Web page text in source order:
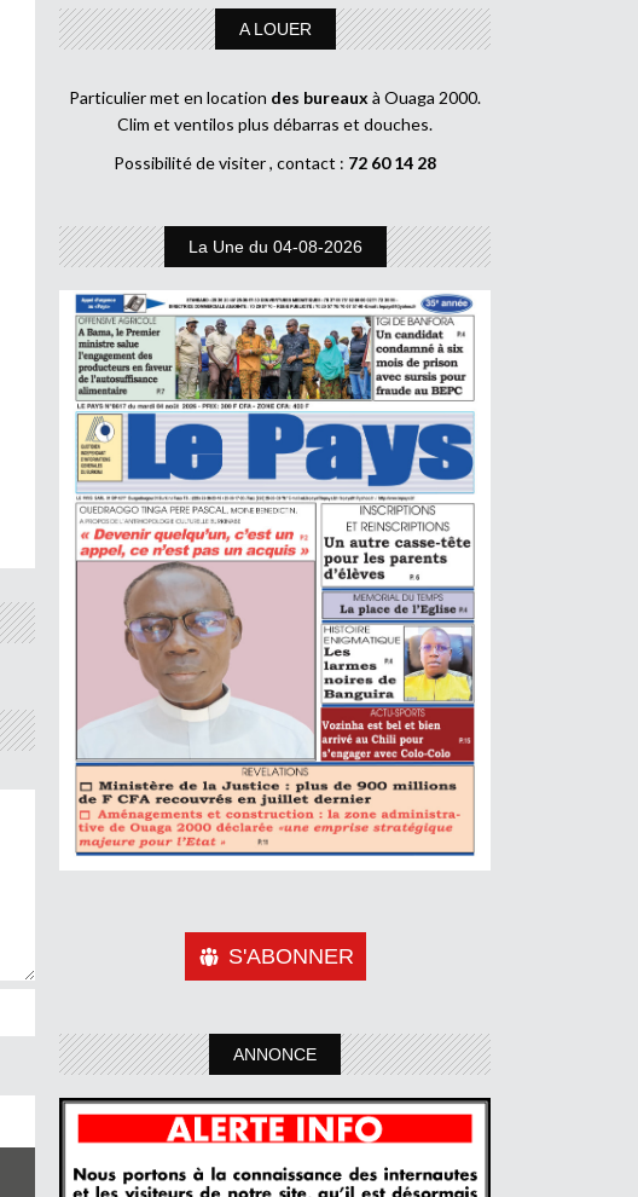
A LOUER
Particulier met en location des bureaux à Ouaga 2000.
Clim et ventilos plus débarras et douches.
Possibilité de visiter , contact : 72 60 14 28
La Une du 04-08-2026
S'ABONNER
ANNONCE